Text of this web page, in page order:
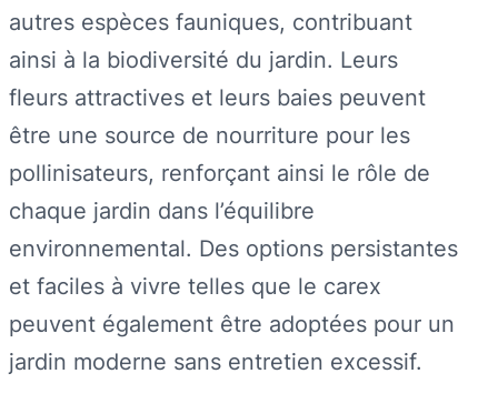
autres espèces fauniques, contribuant
ainsi à la biodiversité du jardin. Leurs
fleurs attractives et leurs baies peuvent
être une source de nourriture pour les
pollinisateurs, renforçant ainsi le rôle de
chaque jardin dans l’équilibre
environnemental. Des options persistantes
et faciles à vivre telles que le carex
peuvent également être adoptées pour un
jardin moderne sans entretien excessif.